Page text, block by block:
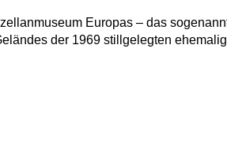
Europas – das
der 1969 stillgelegten